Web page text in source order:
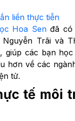
liền thực tiễn
Hoa Senđã có
Trãi và
giúp các bạn
hơn về các
tử.
tế môi